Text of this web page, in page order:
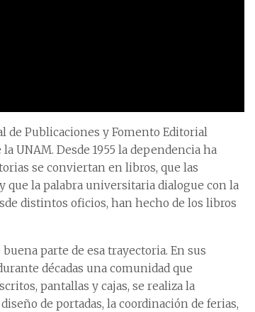
de Publicaciones y Fomento Editorial
UNAM. Desde 1955 la dependencia ha
se conviertan en libros, que las
la palabra universitaria dialogue con la
distintos oficios, han hecho de los libros
parte de esa trayectoria. En sus
décadas una comunidad que
pantallas y cajas, se realiza la
de portadas, la coordinación de ferias,